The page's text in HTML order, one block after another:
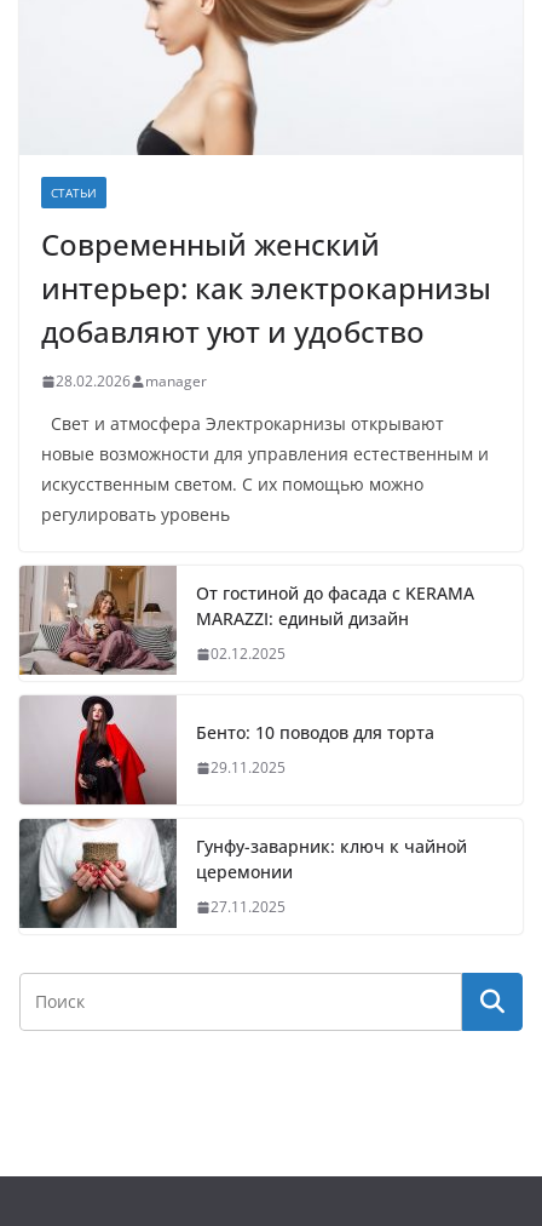
СТАТЬИ
Современный женский
интерьер: как электрокарнизы
добавляют уют и удобство
28.02.2026 manager
Свет и атмосфера Электрокарнизы открывают
новые возможности для управления естественным и
искусственным светом. С их помощью можно
регулировать уровень
От гостиной до фасада с KERAMA
MARAZZI: единый дизайн
02.12.2025
Бенто: 10 поводов для торта
29.11.2025
Гунфу-заварник: ключ к чайной
церемонии
27.11.2025